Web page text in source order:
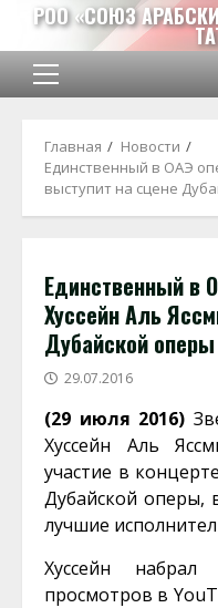
Перейти
содержимому
РОО «СОЮЗ
Основное
Главная
Новости
Единственный в ОАЭ
выступит на сцене
Единственный в
Хуссейн Аль
Дубайской оперы
29.07.2016
(29 июля 2016)
Хуссейн Аль
участие в
Дубайской оперы,
лучшие
Хуссейн
просмотров в